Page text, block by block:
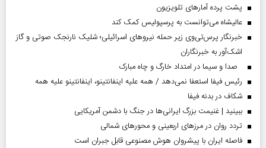
پشت پرده آمارهای تلویزیون
عالیشاه می‌توانست به پرسپولیس کمک کند
خبرنگار پرس‌تی‌وی زیر حمله نیروهای اسرائیلی؛ شلیک نارنجک صوتی و گاز
اشک‌آور به خبرنگاران
صدا و سیما در امتداد خارگ و چاه مبارک
رئیس فیفا استعفا نمی‌دهد / همه علیه اینفانتینو، اینفانتینو علیه همه
شکاف در بدنه فیفا
ببینید | غنیمت بزرگ ایرانی‌ها در جنگ با دشمن آمریکایی
تردد روان در مرزهای اربعینی و محورهای شمالی
فاصله ایران با پیشرو‌ان هوش مصنوعی قابل جبران است